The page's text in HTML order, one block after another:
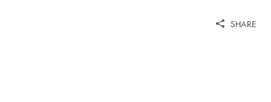
SHARE